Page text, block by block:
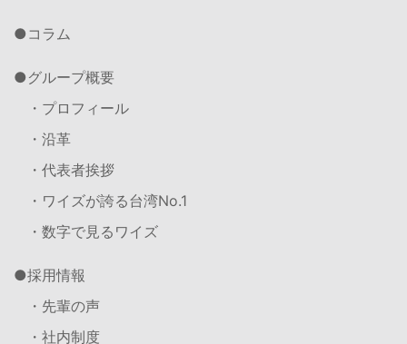
コラム
グループ概要
・プロフィール
・沿革
・代表者挨拶
・ワイズが誇る台湾No.1
・数字で見るワイズ
採用情報
・先輩の声
・社内制度